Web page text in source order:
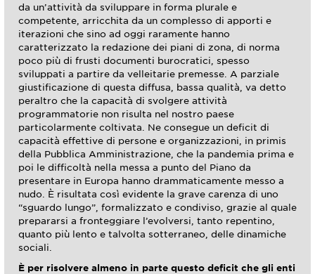
da un’attività da sviluppare in forma plurale e
competente, arricchita da un complesso di apporti e
iterazioni che sino ad oggi raramente hanno
caratterizzato la redazione dei piani di zona, di norma
poco più di frusti documenti burocratici, spesso
sviluppati a partire da velleitarie premesse. A parziale
giustificazione di questa diffusa, bassa qualità, va detto
peraltro che la capacità di svolgere attività
programmatorie non risulta nel nostro paese
particolarmente coltivata. Ne consegue un deficit di
capacità effettive di persone e organizzazioni, in primis
della Pubblica Amministrazione, che la pandemia prima e
poi le difficoltà nella messa a punto del Piano da
presentare in Europa hanno drammaticamente messo a
nudo. È risultata così evidente la grave carenza di uno
“sguardo lungo”, formalizzato e condiviso, grazie al quale
prepararsi a fronteggiare l’evolversi, tanto repentino,
quanto più lento e talvolta sotterraneo, delle dinamiche
sociali.
È per risolvere almeno in parte questo deficit che gli enti